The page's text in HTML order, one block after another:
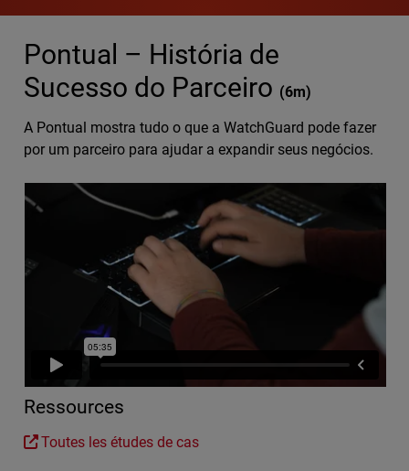
Pontual – História de
Sucesso do Parceiro (6m)
A Pontual mostra tudo o que a WatchGuard pode fazer
por um parceiro para ajudar a expandir seus negócios.
Ressources
Toutes les études de cas